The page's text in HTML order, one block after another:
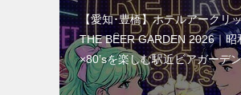
【愛知･豊橋】ホテルアークリ
THE BEER GARDEN 2026｜昭
×80’sを楽しむ駅近ビアガーデン